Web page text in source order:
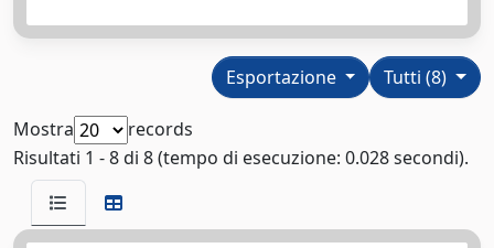
Tutti (8)
Esportazione
Mostra
records
Risultati 1 - 8 di 8 (tempo di esecuzione: 0.028 secondi).